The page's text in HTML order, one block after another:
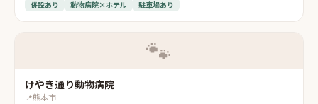
併設あり 動物病院×ホテル 駐車場あり
🐾
けやき通り動物病院
📍熊本市